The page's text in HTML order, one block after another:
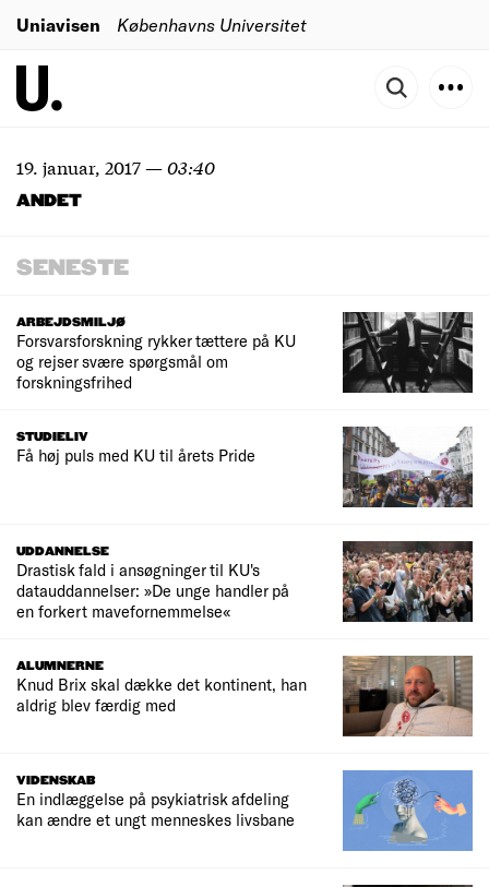
Uniavisen Københavns Universitet
19. januar, 2017—03:40
ANDET
SENESTE
ARBEJDSMILJØ
Forsvarsforskning rykker tættere på KU
og rejser svære spørgsmål om
forskningsfrihed
STUDIELIV
Få høj puls med KU til årets Pride
UDDANNELSE
Drastisk fald i ansøgninger til KU's
datauddannelser: »De unge handler på
en forkert mavefornemmelse«
ALUMNERNE
Knud Brix skal dække det kontinent, han
aldrig blev færdig med
VIDENSKAB
En indlæggelse på psykiatrisk afdeling
kan ændre et ungt menneskes livsbane